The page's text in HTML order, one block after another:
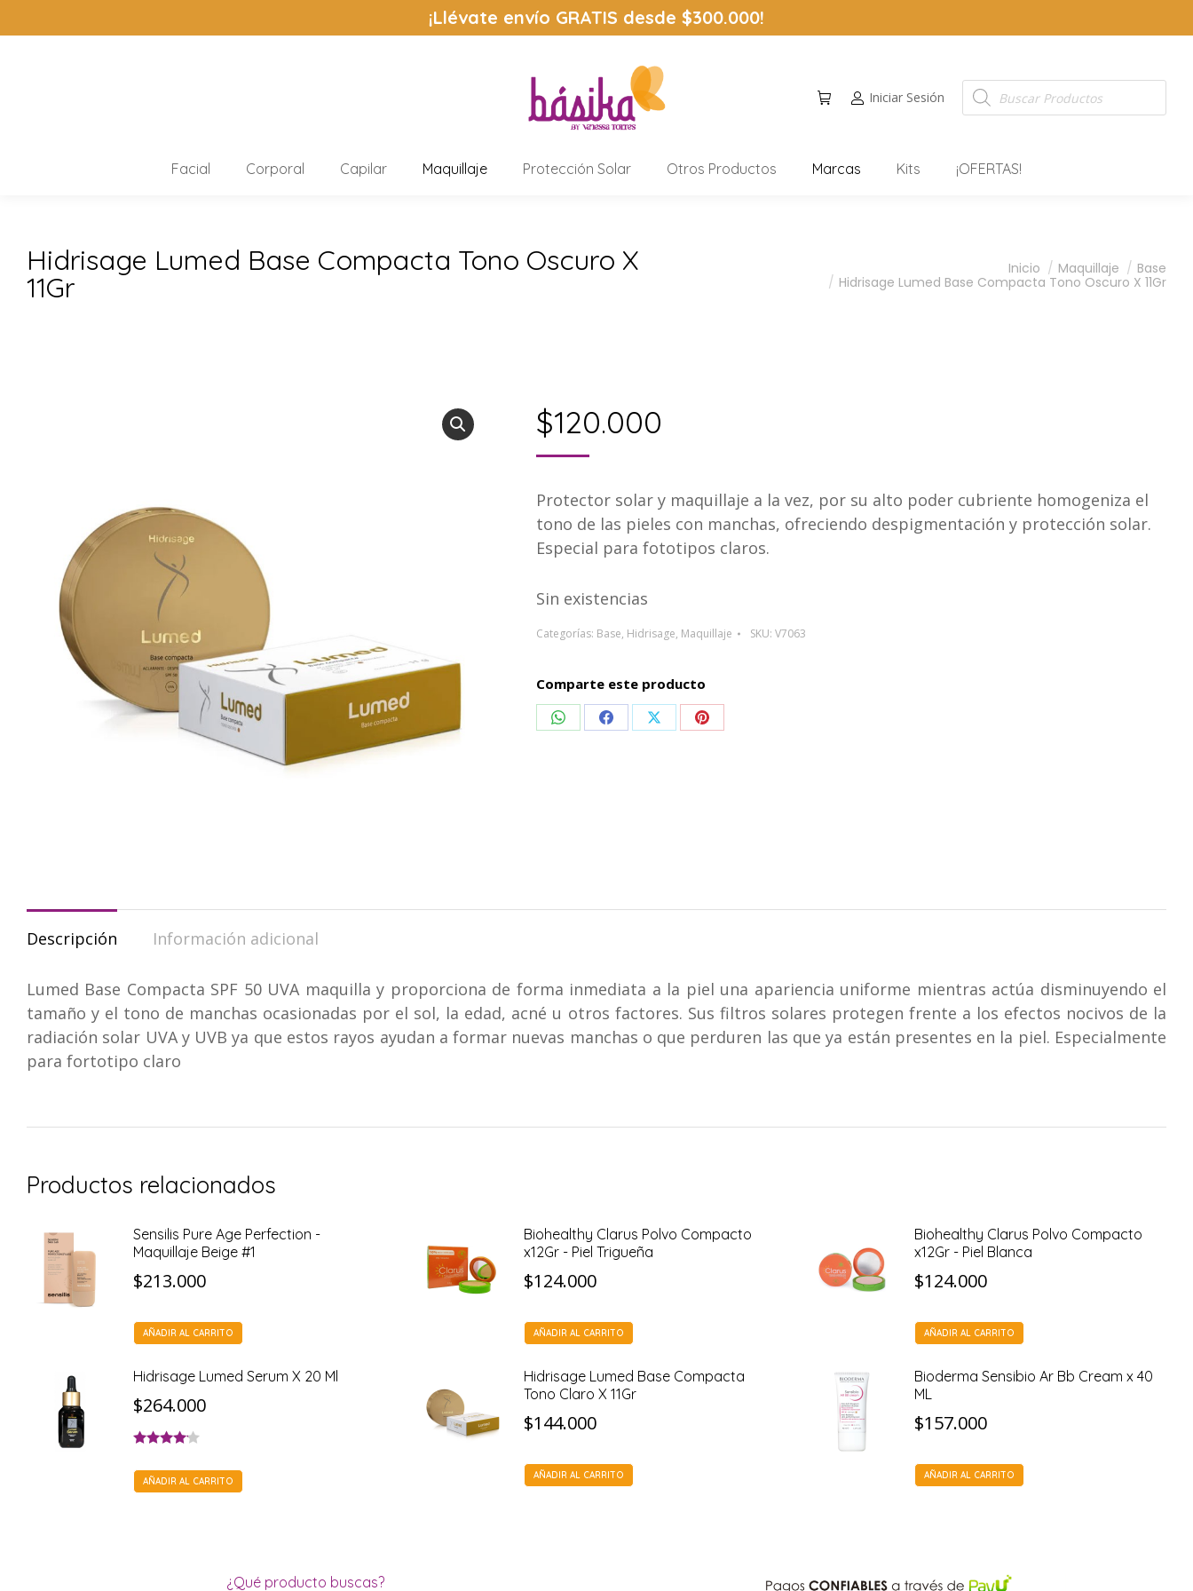
¡Llévate envío GRATIS desde $300.000!
Iniciar Sesión
Facial Corporal Capilar Maquillaje Protección Solar Otros Productos Marcas Kits ¡OFERTAS!
Hidrisage Lumed Base Compacta Tono Oscuro X
11Gr
Inicio Maquillaje
Base
Hidrisage Lumed Base Compacta Tono Oscuro X 11Gr
$120.000
Protector solar y maquillaje a la vez, por su alto poder cubriente homogeniza el
tono de las pieles con manchas, ofreciendo despigmentación y protección solar.
Especial para fototipos claros.
Sin existencias
Categorías: Base, Hidrisage, Maquillaje SKU: V7063
Comparte este producto
CompartirCompartirCompartirCompartir
Descripción Información adicional
Lumed Base Compacta SPF 50 UVA maquilla y proporciona de forma inmediata a la piel una apariencia uniforme mientras actúa disminuyendo el
tamaño y el tono de manchas ocasionadas por el sol, la edad, acné u otros factores. Sus filtros solares protegen frente a los efectos nocivos de la
radiación solar UVA y UVB ya que estos rayos ayudan a formar nuevas manchas o que perduren las que ya están presentes en la piel. Especialmente
para fortotipo claro
Productos relacionados
Sensilis Pure Age Perfection -
Maquillaje Beige #1
$213.000
AÑADIR AL CARRITO
Biohealthy Clarus Polvo Compacto
x12Gr - Piel Trigueña
$124.000
AÑADIR AL CARRITO
Biohealthy Clarus Polvo Compacto
x12Gr - Piel Blanca
$124.000
AÑADIR AL CARRITO
Hidrisage Lumed Serum X 20 Ml
$264.000
con4.00
de 5
AÑADIR AL CARRITO
Hidrisage Lumed Base Compacta
Tono Claro X 11Gr
$144.000
AÑADIR AL CARRITO
Bioderma Sensibio Ar Bb Cream x 40
ML
$157.000
AÑADIR AL CARRITO
¿Qué producto buscas?